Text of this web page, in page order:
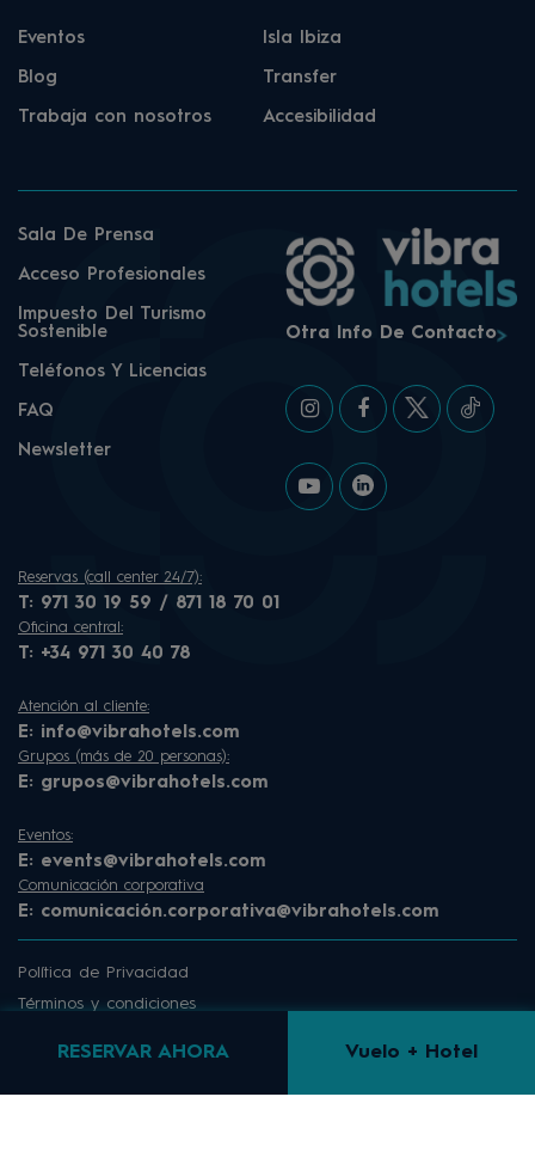
RESERVAR AHORA Vuelo + Hotel
Eventos Isla Ibiza
Blog Transfer
Trabaja con nosotros Accesibilidad
Sala De Prensa
Acceso Profesionales
Impuesto Del Turismo
Sostenible
Teléfonos Y Licencias
FAQ
Newsletter
Otra Info De Contacto
Reservas (call center 24/7):
T: 971 30 19 59 / 871 18 70 01
Oficina central:
T: +34 971 30 40 78
Atención al cliente:
E: info@vibrahotels.com
Grupos (más de 20 personas):
E: grupos@vibrahotels.com
Eventos:
E: events@vibrahotels.com
Comunicación corporativa
E: comunicación.corporativa@vibrahotels.com
Política de Privacidad
Términos y condiciones